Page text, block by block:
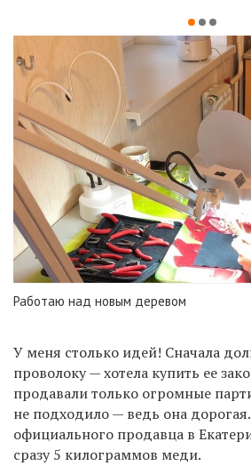
Работаю над новым деревом
У меня столько идей! Сначала
проволоку — хотела купить ее
продавали только огромные
не подходило — ведь она
официального продавца в
сразу 5 килограммов меди.